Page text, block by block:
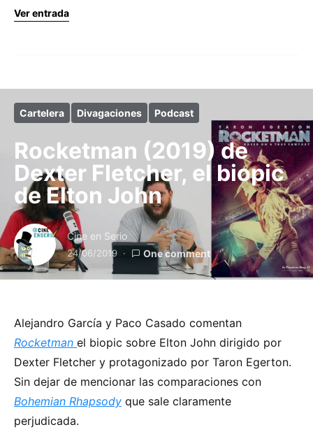
Ver entrada
Cartelera Divagaciones Podcast
Rocketman (2019) de
Dexter Fletcher, el biopic
de Elton John
Cine en Serio
24/06/2019 One comment
Alejandro García y Paco Casado comentan
Rocketman el biopic sobre Elton John dirigido por
Dexter Fletcher y protagonizado por Taron Egerton.
Sin dejar de mencionar las comparaciones con
Bohemian Rhapsody que sale claramente
perjudicada.